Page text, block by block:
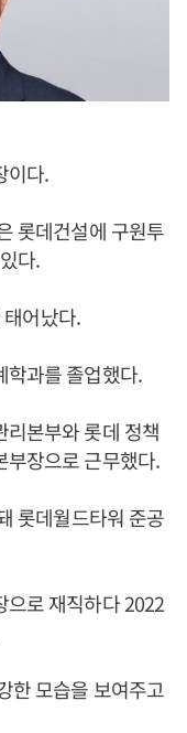
이다.
롯데건설에 구원투
다.
어났다.
학과를 졸업했다.
본부와 롯데 정책
부장으로 근무했다.
롯데월드타워 준공
으로 재직하다 2022
한 모습을 보여주고